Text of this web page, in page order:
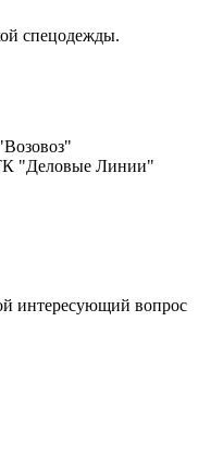
спецодежды.
"Деловые Линии"
интересующий вопрос